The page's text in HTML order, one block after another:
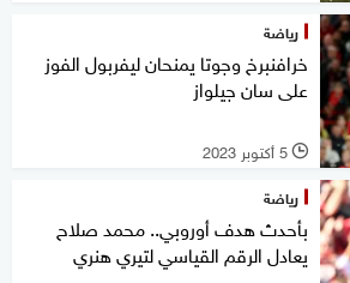
رياضة
خرافنبرخ وجوتا يمنحان ليفربول الفوز
على سان جيلواز
l 5 أكتوبر 2023
رياضة
بأحدث هدف أوروبي.. محمد صلاح
يعادل الرقم القياسي لتيري هنري